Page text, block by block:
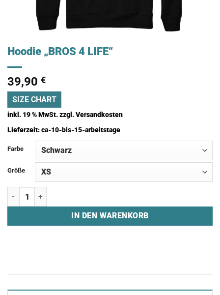
Hoodie „BROS 4 LIFE“
39,90 €
SIZE CHART
inkl. 19 % MwSt.zzgl.Versandkosten
Lieferzeit:ca-10-bis-15-arbeitstage
Farbe
Größe
Hoodie "BROS 4 LIFE" Menge
IN DEN WARENKORB